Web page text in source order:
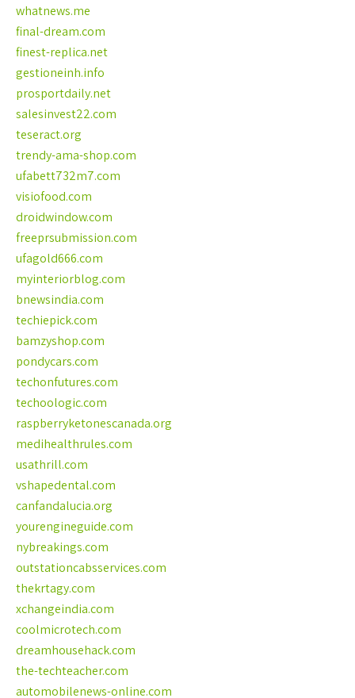
whatnews.me
final-dream.com
finest-replica.net
gestioneinh.info
prosportdaily.net
salesinvest22.com
teseract.org
trendy-ama-shop.com
ufabett732m7.com
visiofood.com
droidwindow.com
freeprsubmission.com
ufagold666.com
myinteriorblog.com
bnewsindia.com
techiepick.com
bamzyshop.com
pondycars.com
techonfutures.com
techoologic.com
raspberryketonescanada.org
medihealthrules.com
usathrill.com
vshapedental.com
canfandalucia.org
yourengineguide.com
nybreakings.com
outstationcabsservices.com
thekrtagy.com
xchangeindia.com
coolmicrotech.com
dreamhousehack.com
the-techteacher.com
automobilenews-online.com